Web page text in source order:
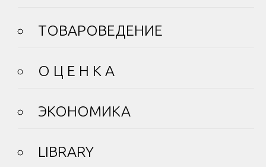
ТОВАРОВЕДЕНИЕ
О Ц Е Н К А
ЭКОНОМИКА
LIBRARY